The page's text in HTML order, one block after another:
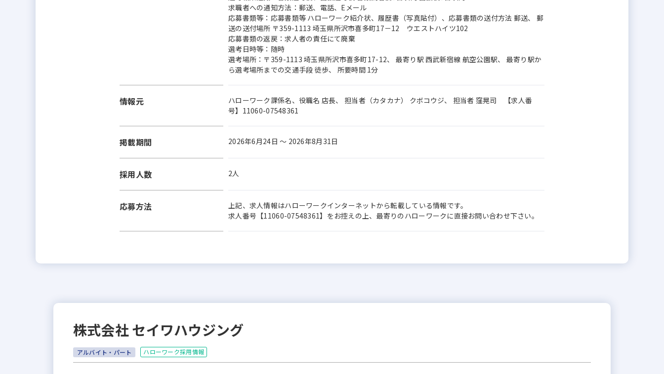
求職者への通知方法：郵送、電話、Eメール
応募書類等：応募書類等 ハローワーク紹介状、履歴書（写真貼付）、応募書類の送付方法 郵送、 郵
送の送付場所 〒359-1113 埼玉県所沢市喜多町17－12 ウエストハイツ102
応募書類の返戻：求人者の責任にて廃棄
選考日時等：随時
選考場所：〒359-1113 埼玉県所沢市喜多町17-12、 最寄り駅 西武新宿線 航空公園駅、 最寄り駅か
ら選考場所までの交通手段 徒歩、 所要時間 1分
情報元
ハローワーク課係名、役職名 店長、 担当者（カタカナ） クボコウジ、 担当者 窪晃司 【求人番
号】11060-07548361
掲載期間 2026年6月24日 〜 2026年8月31日
採用人数 2人
応募方法
上記、求人情報はハローワークインターネットから転載している情報です。
求人番号【11060-07548361】をお控えの上、最寄りのハローワークに直接お問い合わせ下さい。
株式会社 セイワハウジング
アルバイト・パート ハローワーク採用情報